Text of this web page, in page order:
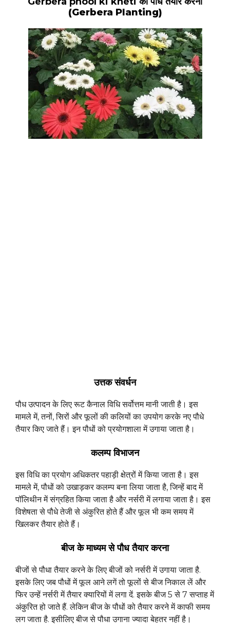
(Gerbera Planting)
उत्तक संवर्धन
पौध उत्पादन के लिए रूट कैनाल विधि सर्वोत्तम मानी जाती है। इस
मामले में, तनों, सिरों और फूलों की कलियों का उपयोग करके नए पौधे
तैयार किए जाते हैं। इन पौधों को प्रयोगशाला में उगाया जाता है।
कलम्प विभाजन
इस विधि का प्रयोग अधिकतर पहाड़ी क्षेत्रों में किया जाता है। इस
मामले में, पौधों को उखाड़कर कलम्प बना लिया जाता है, जिन्हें बाद में
पॉलिथीन में संग्रहित किया जाता है और नर्सरी में लगाया जाता है। इस
विशेषता से पौधे तेजी से अंकुरित होते हैं और फूल भी कम समय में
खिलकर तैयार होते हैं।
बीज के माध्यम से पौध तैयार करना
बीजों से पौधा तैयार करने के लिए बीजों को नर्सरी में उगाया जाता है.
इसके लिए जब पौधों में फूल आने लगें तो फूलों से बीज निकाल लें और
फिर उन्हें नर्सरी में तैयार क्यारियों में लगा दें. इसके बीज 5 से 7 सप्ताह में
अंकुरित हो जाते हैं. लेकिन बीज के पौधों को तैयार करने में काफी समय
लग जाता है. इसीलिए बीज से पौधा उगाना ज्यादा बेहतर नहीं है।